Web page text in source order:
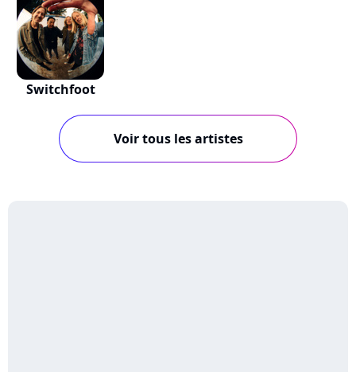
Switchfoot
Voir tous les artistes